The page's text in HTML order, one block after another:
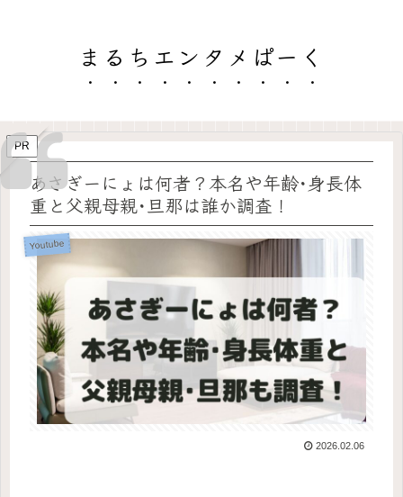
まるちエンタメぱーく
PR
あさぎーにょは何者？本名や年齢･身長体
重と父親母親･旦那は誰か調査！
Youtube
2026.02.06